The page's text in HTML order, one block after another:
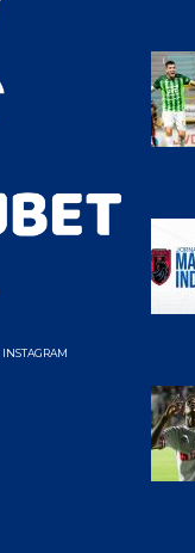
INSTAGRAM